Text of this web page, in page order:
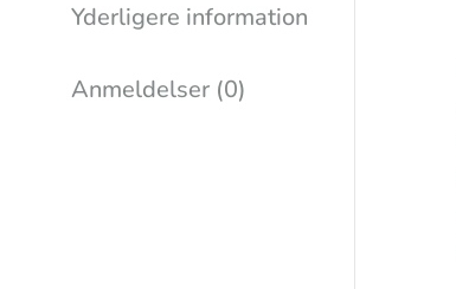
Yderligere information
Anmeldelser (0)